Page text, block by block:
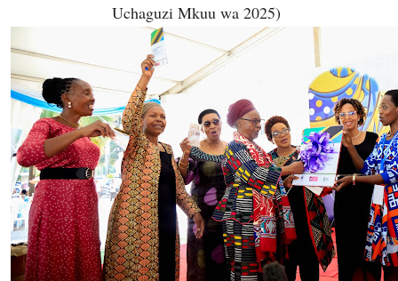
Uchaguzi Mkuu wa 2025)